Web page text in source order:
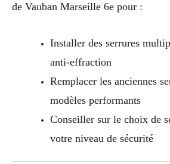
de Vauban Marseille 6e pour :
Installer des serrures
anti-effraction
Remplacer les anciennes
modèles performants
Conseiller sur le choix de
votre niveau de sécurité